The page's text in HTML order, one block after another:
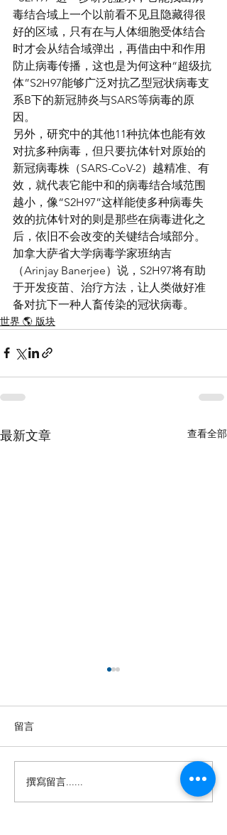
毒结合域上一个以前看不见且隐藏得很
好的区域，只有在与人体细胞受体结合
时才会从结合域弹出，再借由中和作用
防止病毒传播，这也是为何这种“超级抗
体”S2H97能够广泛对抗乙型冠状病毒支
系B下的新冠肺炎与SARS等病毒的原
因。
另外，研究中的其他11种抗体也能有效
对抗多种病毒，但只要抗体针对原始的
新冠病毒株（SARS-CoV-2）越精准、有
效，就代表它能中和的病毒结合域范围
越小，像“S2H97”这样能使多种病毒失
效的抗体针对的则是那些在病毒进化之
后，依旧不会改变的关键结合域部分。
加拿大萨省大学病毒学家班纳吉
（Arinjay Banerjee）说，S2H97将有助
于开发疫苗、治疗方法，让人类做好准
备对抗下一种人畜传染的冠状病毒。
世界 🌎 版块
最新文章 查看全部
【羊城晚报】“科技+非遗”
引热议！第六届“广东文化
留言
撰寫留言......